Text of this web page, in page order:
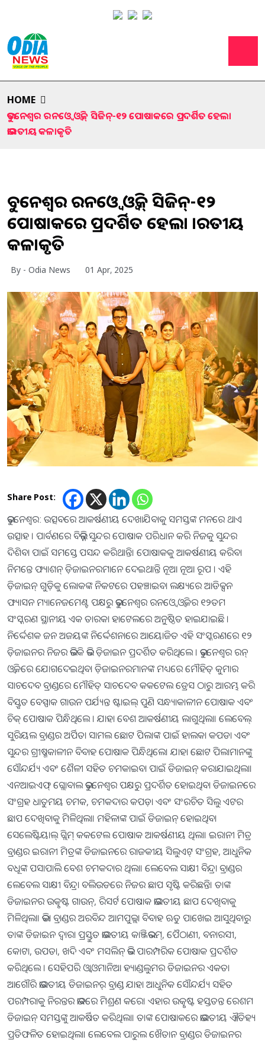
HOME
ଭୁବନେଶ୍ବର ରନଓ୍ବେ ଓ୍ବିକ୍ ସିଜିନ୍-୧୨ ପୋଷାକରେ ପ୍ରଦର୍ଶିତ ହେଲା
ଭାରତୀୟ କଳାକୃତି
ଭୁବନେଶ୍ବର ରନଓ୍ବେ ଓ୍ବିକ୍ ସିଜିନ୍-୧୨
ପୋଷାକରେ ପ୍ରଦର୍ଶିତ ହେଲା ଭାରତୀୟ
କଳାକୃତି
By - Odia News 01 Apr, 2025
Share Post:
ଭୁବନେଶ୍ୱର: ଉତ୍ସବରେ ଆକର୍ଷଣୀୟ ଦେଖାଯିବାକୁ ସମସ୍ତଙ୍କ ମନରେ ଥାଏ
ଉତ୍ସାହ । ପାର୍ବଣରେ ବିଭିନ୍ନ ସୁନ୍ଦର ପୋଷାକ ପରିଧାନ କରି ନିଜକୁ ସୁନ୍ଦର
ଦିଶିବା ପାଇଁ ସମସ୍ତେ ପସନ୍ଦ କରିଥାନ୍ତି। ପୋଷାକକୁ ଆକର୍ଷଣୀୟ କରିବା
ନିମନ୍ତେ ଫ୍ୟାଶନ୍ ଡ଼ିଜାଇନରମାନେ ଦେଇଥାନ୍ତି ନୂଆ ନୂଆ ରୂପ । ଏହି
ଡ଼ିଜାଇନ୍ ଗୁଡ଼ିକୁ ଲୋକଙ୍କ ନିକଟରେ ପହଞ୍ଚାଇବା ଲକ୍ଷ୍ୟରେ ଆଡିକ୍ସନ
ଫ୍ୟାସନ ମ୍ୟାନେଜମେଣ୍ଟ ପକ୍ଷରୁ ଭୁବନେଶ୍ବର ରନଓ୍ବେ ଓ୍ବିକର ୧୨ତମ
ସଂସ୍କରଣ ସ୍ଥାନୀୟ ଏକ ତାରକା ହାଟେଲରେ ଅନୁଷ୍ଠିତ ହାଇଯାଇଛି ।
ନିର୍ଦ୍ଦେଶକ ଜନ ଅଜୟଙ୍କ ନିର୍ଦ୍ଦେଶନାରେ ଆୟୋଜିତ ଏହି ସଂସ୍କରଣରେ ୧୨
ଡ଼ିଜାଇନର ନିଜର ଭଳିକି ଭଳି ଡ଼ିଜାଇନ ପ୍ରଦର୍ଶିତ କରିଥିଲେ । ଭୁବନେଶ୍ବର ରନ୍
ଓ୍ବିକରେ ଯୋଗଦେଇଥିବା ଡ଼ିଜାଇନରମାନଙ୍କ ମଧ୍ୟରେ ମୌହିତ୍ କୁମାର
ସାଚଦେବ ବ୍ରାଣ୍ଡରେ ମୌହିତ୍ ସାଚଦେବ କକଟେଲ ଡ୍ରେସ ଠାରୁ ଆରମ୍ଭ କରି
ବିସ୍ତୃତ ବେସ୍ପାକ ଗାଉନ ପର୍ଯ୍ୟନ୍ତ ଷ୍ଟାଇଲ୍ ପୁଣି ସନ୍ଧ୍ୟାକାଳୀନ ପୋଷାକ ଏବଂ
ଚିକ୍ ପୋଷାକ ପିନ୍ଧିଥିଲେ । ଯାହା ବେଶ ଆକର୍ଷଣୀୟ ଲାଗୁଥିଲା। ଲେବେଲ୍
ସୁରିୟଲ ବ୍ରାଣ୍ଡର ଅର୍ପିତା ସାମଲ ଛୋଟ ପିଲାଙ୍କ ପାଇଁ ହାଲକା କପଡା ଏବଂ
ସୁନ୍ଦର ଗ୍ରୀଷ୍ମକାଳୀନ ବିବାହ ପୋଷାକ ପିନ୍ଧିଥିଲେ। ଯାହା ଛୋଟ ପିଲାମାନଙ୍କୁ
ସୌନ୍ଦର୍ଯ୍ୟ ଏବଂ ଶୈଳୀ ସହିତ ଚମକାଇବା ପାଇଁ ଡିଜାଇନ୍ କରାଯାଇଥିଲା।
ଏନଆଇଏଫ୍ ଗ୍ଲୋବାଲ ଭୁବନେଶ୍ବର ପକ୍ଷରୁ ପ୍ରଦର୍ଶିତ ହୋଇଥିବା ଡିଜାଇନରେ
ସଂଗ୍ରହ ଧାତୁମୟ ଚମକ, ଚମକଦାର କପଡ଼ା ଏବଂ ସଂରଚିତ ସିଲୁ ଏଟର
ଛାପ ଦେଖିବାକୁ ମିଳିଥିଲା। ମହିଳାଙ୍କ ପାଇଁ ଡିଜାଇନ୍ ହୋଇଥିବା
ସେଲେଷ୍ଟିୟାଲ୍ ଗ୍ଲିମ୍ କକଟେଲ ପୋଷାକ ଆକର୍ଷଣୀୟ ଥିଲା। ଇରାନୀ ମିତ୍ର
ବ୍ରାଣ୍ଡର ଇରାନୀ ମିତ୍ରଙ୍କ ଡିଜାଇନରେ ରାଜକୀୟ ସିଲୁଏଟ୍ ସଂଗ୍ରହ, ଆଧୁନିକ
ବଧୂଙ୍କ ପସାପାଲି ବେଶ ଚମକଦାର ଥିଲା। ଲେବେଲ ସାକ୍ଷୀ ବିନ୍ଦ୍ରା ବ୍ରାଣ୍ଡର
ଲେବେଲ ସାକ୍ଷୀ ବିନ୍ଦ୍ରା ବଲିଉଡରେ ନିଜର ଛାପ ସୃଷ୍ଟି କରିଛନ୍ତି। ତାଙ୍କ
ଡିଜାଇନର ଉତ୍କୃଷ୍ଟ ଗାଉନ୍, ରିସର୍ଟ ପୋଷାକ ଭାରତୀୟ ଛାପ ଦେଖିବାକୁ
ମିଳିଥିଲା। ଭିକା ବ୍ରାଣ୍ଡର ଅରବିନ୍ଦ ଆମପୁଲ୍ଲା ବିବାହ ଋତୁ ପାଖେଇ ଆସୁଥିବାରୁ
ତାଙ୍କ ଡିଜାଇନ ଦ୍ବାରା ପ୍ରସ୍ତୁତ ଭାରତୀୟ କାଞ୍ଜିଭରମ୍, ପୈଠାଣୀ, ବନାରସୀ,
କୋଟା, ଉପଡା, ଖଦି ଏବଂ ମସଲିନ୍ ଭଳି ପାରମ୍ପରିକ ପୋଷାକ ପ୍ରଦର୍ଶିତ
କରିଥିଲେ । ସେହିପରି ଓ୍ବାଓମାନିଆ ହ୍ୟାଣ୍ଡଲୁମର ଡିଜାଇନର ଏକତା
ଆଗୌରି ଭାରତୀୟ ଡିଜାଇନର୍ ବ୍ରାଣ୍ଡ ଯାହା ଆଧୁନିକ ସୌନ୍ଦର୍ଯ୍ୟ ସହିତ
ପରମ୍ପରାକୁ ନିରନ୍ତର ଭାବରେ ମିଶ୍ରଣ କରେ। ଏହାର ଉତ୍କୃଷ୍ଟ ହସ୍ତତନ୍ତ ରେଶମ
ଡିଜାଇନ୍ ସମସ୍ତଙ୍କୁ ଆକର୍ଷିତ କରିଥିଲା। ତାଙ୍କ ପୋଷାକରେ ଭାରତୀୟ ଐତିହ୍ୟ
ପ୍ରତିଫଳିତ ହୋଇଥିଲା। ଲେବେଲ ପାରୁଲ ଖୈତାନ ବ୍ରାଣ୍ଡର ଡିଜାଇନର